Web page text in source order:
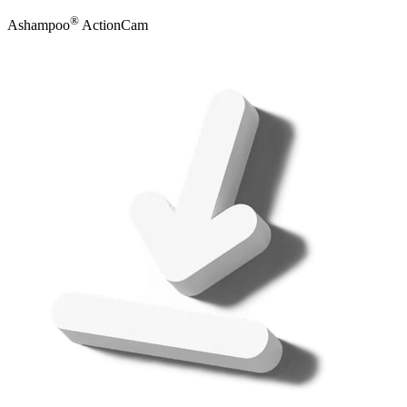
Ashampoo® ActionCam